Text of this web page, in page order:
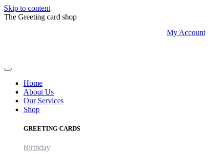
Skip to content
The Greeting card shop
My Account
Home
About Us
Our Services
Shop
GREETING CARDS
Birthday